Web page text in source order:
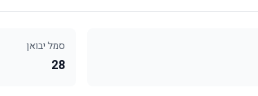
סמל יבואן
28